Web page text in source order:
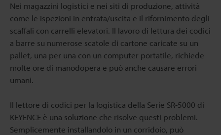
Nei magazzini logistici e nei siti di produzione, attività
come le ispezioni in entrata/uscita e il rifornimento degli
scaffali con carrelli elevatori. Il lavoro di lettura dei codici
a barre su numerose scatole di cartone caricate su un
pallet, una per una con un computer portatile, richiede
molte ore di manodopera e può anche causare errori
umani.
Il lettore di codici per la logistica della Serie SR-5000 di
KEYENCE è una soluzione che risolve questi problemi.
Semplicemente installandolo in un corridoio, può